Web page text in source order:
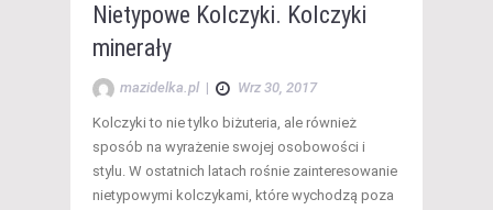
Nietypowe Kolczyki. Kolczyki
minerały
mazidelka.pl | Wrz 30, 2017
Kolczyki to nie tylko biżuteria, ale również
sposób na wyrażenie swojej osobowości i
stylu. W ostatnich latach rośnie zainteresowanie
nietypowymi kolczykami, które wychodzą poza